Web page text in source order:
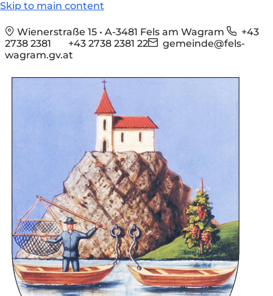
Skip to main content
Wienerstraße 15 • A-3481 Fels am Wagram
+43
2738 2381
+43 2738 2381 22
gemeinde@fels-
wagram.gv.at